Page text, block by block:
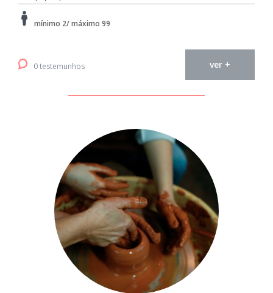
mínimo 2/ máximo 99
0 testemunhos ver +